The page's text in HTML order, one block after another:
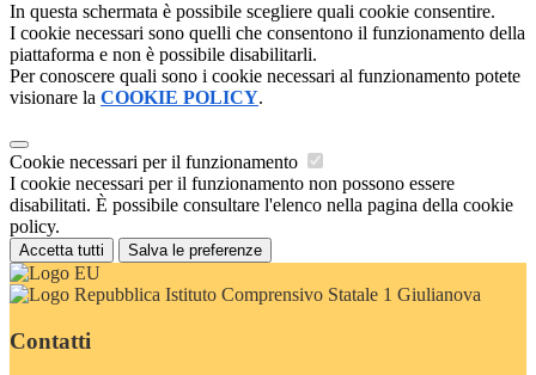
In questa schermata è possibile scegliere quali cookie consentire.
I cookie necessari sono quelli che consentono il funzionamento della
piattaforma e non è possibile disabilitarli.
Per conoscere quali sono i cookie necessari al funzionamento potete
visionare la COOKIE POLICY.
Cookie necessari per il funzionamento
I cookie necessari per il funzionamento non possono essere
disabilitati. È possibile consultare l'elenco nella pagina della cookie
policy.
Accetta tutti Salva le preferenze
Istituto Comprensivo Statale 1 Giulianova
Contatti